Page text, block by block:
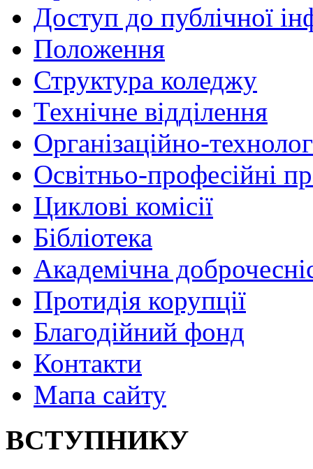
Доступ до публічної
Положення
Структура коледжу
Технічне відділення
Організаційно-
Освітньо-професійні
Циклові комісії
Бібліотека
Академічна
Протидія корупції
Благодійний фонд
Контакти
Мапа сайту
ВСТУПНИКУ